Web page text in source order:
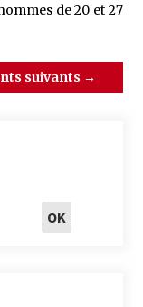
de 20 et 27
suivants →